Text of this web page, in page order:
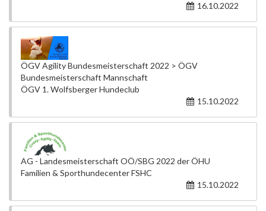
16.10.2022
ÖGV Agility Bundesmeisterschaft 2022 > ÖGV
Bundesmeisterschaft Mannschaft
ÖGV 1. Wolfsberger Hundeclub
15.10.2022
AG - Landesmeisterschaft OÖ/SBG 2022 der ÖHU
Familien & Sporthundecenter FSHC
15.10.2022